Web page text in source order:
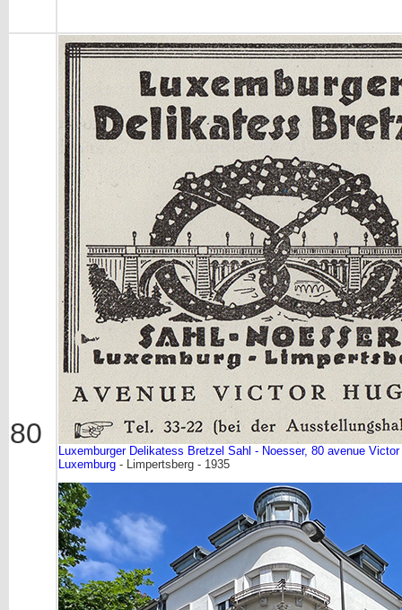
80
Luxemburger Delikatess Bretzel Sahl - Noesser, 80 avenue Victor
Luxemburg - Limpertsberg - 1935